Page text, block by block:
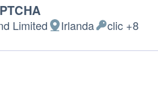
LimitedLuogo
del
IrlandaDati
Personali
clic +8